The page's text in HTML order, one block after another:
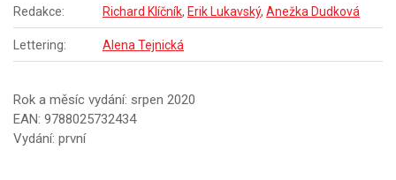
Redakce: Richard Klíčník, Erik Lukavský, Anežka Dudková
Lettering: Alena Tejnická
Rok a měsíc vydání: srpen 2020
EAN: 9788025732434
Vydání: první